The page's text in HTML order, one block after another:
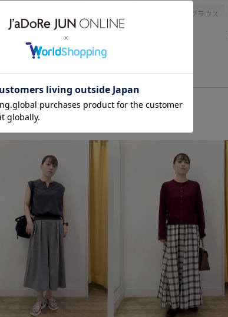
シャツ/ブラウス
26RPUVCARE
26SSceremony
26SSリネンライクドライタッチ
WEB限定 Web限定カラー
セットアップ
パンプス
リネン
柔らかな雰囲気
長財布 限定カラー